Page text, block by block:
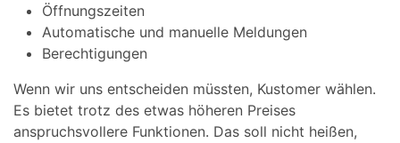
Öffnungszeiten
Automatische und manuelle Meldungen
Berechtigungen
Wenn wir uns entscheiden müssten, Kustomer wählen.
Es bietet trotz des etwas höheren Preises
anspruchsvollere Funktionen. Das soll nicht heißen,